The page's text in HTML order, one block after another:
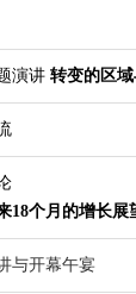
届慧
改革
演讲 转变的区
18个月的增长展
与开幕午宴